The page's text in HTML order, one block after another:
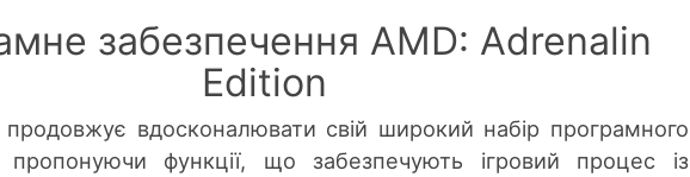
забезпечення AMD: Adrenalin
Edition
продовжує вдосконалювати свій широкий набір програмного
пропонуючи функції, що забезпечують ігровий процес із